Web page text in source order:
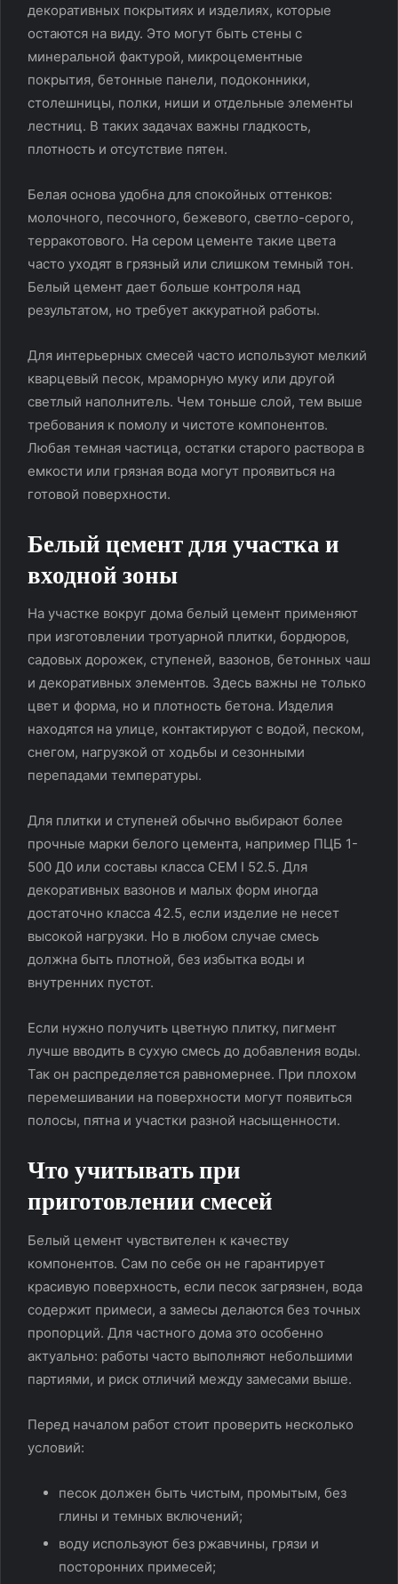
декоративных покрытиях и изделиях, которые
остаются на виду. Это могут быть стены с
минеральной фактурой, микроцементные
покрытия, бетонные панели, подоконники,
столешницы, полки, ниши и отдельные элементы
лестниц. В таких задачах важны гладкость,
плотность и отсутствие пятен.
Белая основа удобна для спокойных оттенков:
молочного, песочного, бежевого, светло-серого,
терракотового. На сером цементе такие цвета
часто уходят в грязный или слишком темный тон.
Белый цемент дает больше контроля над
результатом, но требует аккуратной работы.
Для интерьерных смесей часто используют мелкий
кварцевый песок, мраморную муку или другой
светлый наполнитель. Чем тоньше слой, тем выше
требования к помолу и чистоте компонентов.
Любая темная частица, остатки старого раствора в
емкости или грязная вода могут проявиться на
готовой поверхности.
Белый цемент для участка и
входной зоны
На участке вокруг дома белый цемент применяют
при изготовлении тротуарной плитки, бордюров,
садовых дорожек, ступеней, вазонов, бетонных чаш
и декоративных элементов. Здесь важны не только
цвет и форма, но и плотность бетона. Изделия
находятся на улице, контактируют с водой, песком,
снегом, нагрузкой от ходьбы и сезонными
перепадами температуры.
Для плитки и ступеней обычно выбирают более
прочные марки белого цемента, например ПЦБ 1-
500 Д0 или составы класса CEM I 52.5. Для
декоративных вазонов и малых форм иногда
достаточно класса 42.5, если изделие не несет
высокой нагрузки. Но в любом случае смесь
должна быть плотной, без избытка воды и
внутренних пустот.
Если нужно получить цветную плитку, пигмент
лучше вводить в сухую смесь до добавления воды.
Так он распределяется равномернее. При плохом
перемешивании на поверхности могут появиться
полосы, пятна и участки разной насыщенности.
Что учитывать при
приготовлении смесей
Белый цемент чувствителен к качеству
компонентов. Сам по себе он не гарантирует
красивую поверхность, если песок загрязнен, вода
содержит примеси, а замесы делаются без точных
пропорций. Для частного дома это особенно
актуально: работы часто выполняют небольшими
партиями, и риск отличий между замесами выше.
Перед началом работ стоит проверить несколько
условий:
песок должен быть чистым, промытым, без
глины и темных включений;
воду используют без ржавчины, грязи и
посторонних примесей;